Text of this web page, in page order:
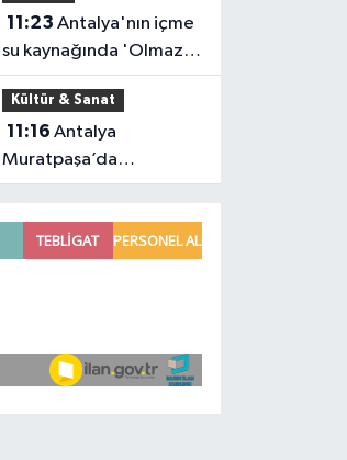
11:23
su kaynağında 'Olmaz
bu kadar 'dedirten
görüntüler
Kültür & Sanat
11:16
Muratpaşa’da
Aytmatov’un mirası